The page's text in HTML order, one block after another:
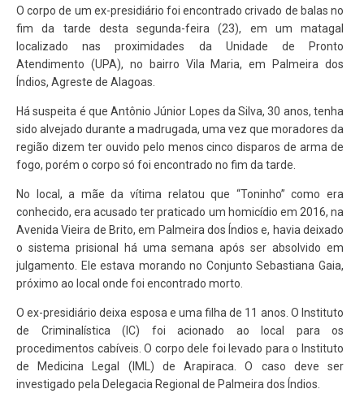
O corpo de um ex-presidiário foi encontrado crivado de balas no
fim da tarde desta segunda-feira (23), em um matagal
localizado nas proximidades da Unidade de Pronto
Atendimento (UPA), no bairro Vila Maria, em Palmeira dos
Índios, Agreste de Alagoas.
Há suspeita é que Antônio Júnior Lopes da Silva, 30 anos, tenha
sido alvejado durante a madrugada, uma vez que moradores da
região dizem ter ouvido pelo menos cinco disparos de arma de
fogo, porém o corpo só foi encontrado no fim da tarde.
No local, a mãe da vítima relatou que “Toninho” como era
conhecido, era acusado ter praticado um homicídio em 2016, na
Avenida Vieira de Brito, em Palmeira dos Índios e, havia deixado
o sistema prisional há uma semana após ser absolvido em
julgamento. Ele estava morando no Conjunto Sebastiana Gaia,
próximo ao local onde foi encontrado morto.
O ex-presidiário deixa esposa e uma filha de 11 anos. O Instituto
de Criminalística (IC) foi acionado ao local para os
procedimentos cabíveis. O corpo dele foi levado para o Instituto
de Medicina Legal (IML) de Arapiraca. O caso deve ser
investigado pela Delegacia Regional de Palmeira dos Índios.